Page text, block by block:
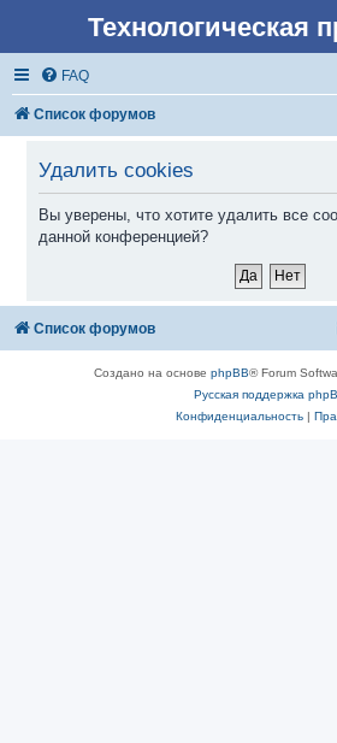
Технологическая
FAQ
Список форумов
Удалить cookies
Вы уверены, что хотите удалить все
данной конференцией?
Список форумов
Создано на основе phpBB® Forum
Русская поддержка
Конфиденциальность|